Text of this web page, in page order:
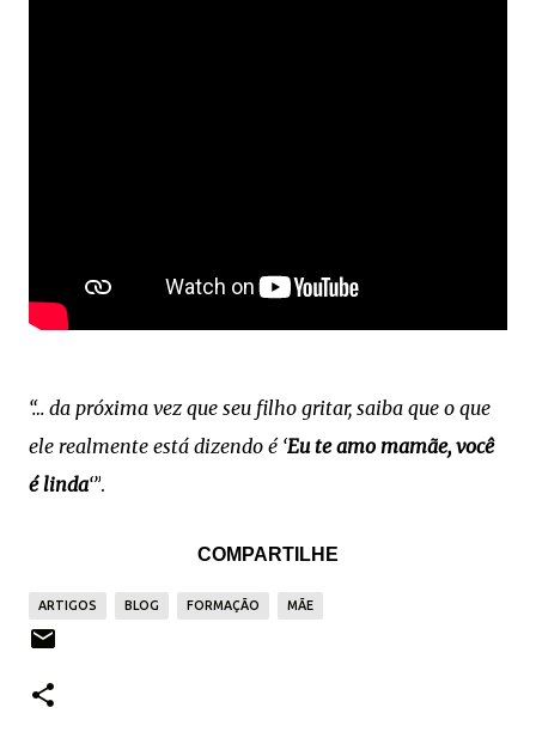
“… da próxima vez que seu filho gritar, saiba que o que
ele realmente está dizendo é ‘Eu te amo mamãe, você
é linda‘”.
COMPARTILHE
ARTIGOS BLOG FORMAÇÃO MÃE